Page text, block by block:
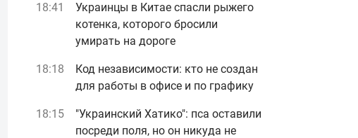
18:41
Украинцы в Китае спасли рыжего
котенка, которого бросили
умирать на дороге
18:18
Код независимости: кто не создан
для работы в офисе и по графику
18:15
"Украинский Хатико": пса оставили
посреди поля, но он никуда не